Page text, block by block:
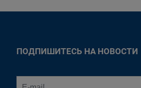
ПОДПИШИТЕСЬ НА НОВОСТИ